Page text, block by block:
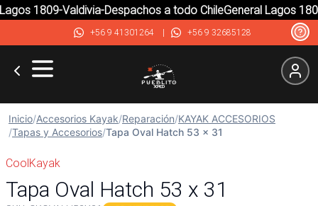
1809-Valdivia-Despachos a todo ChileGeneral Lagos
+56 9 41301264| +56 9 32685128
Inicio/Accesorios Kayak/Reparación/KAYAK ACCESORIOS
/Tapas y Accesorios/Tapa Oval Hatch 53 x 31
CoolKayak
Tapa Oval Hatch 53 x 31